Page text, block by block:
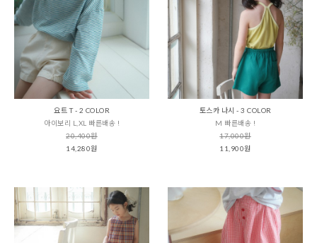
요트 T - 2 COLOR
아이보리 L,XL 빠른배송 !
20,400원
14,280원
토스카 나시 - 3 COLOR
M 빠른배송 !
17,000원
11,900원